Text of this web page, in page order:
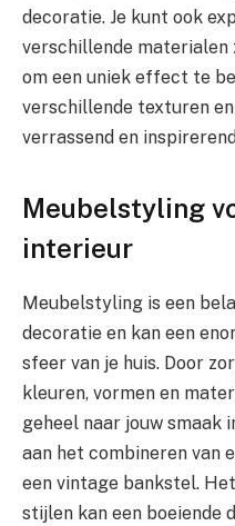
decoratie. Je kunt ook
verschillende materialen
om een uniek effect te
verschillende texturen
verrassend en
Meubelstyling
interieur
Meubelstyling is een
decoratie en kan een
sfeer van je huis. Door
kleuren, vormen en
geheel naar jouw smaak
aan het combineren van
een vintage bankstel.
stijlen kan een boeiende